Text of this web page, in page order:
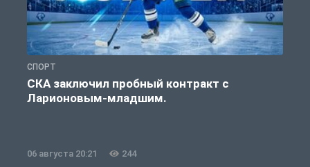
СПОРТ
СКА заключил пробный контракт с
Ларионовым-младшим.
06 августа 20:21 244